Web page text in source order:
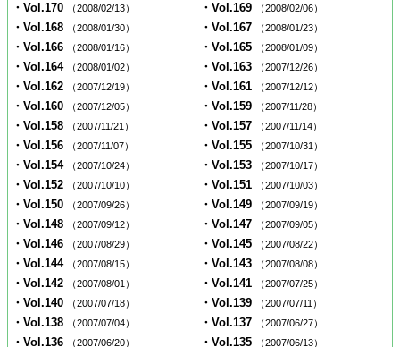
・Vol.170 （2008/02/13） ・Vol.169 （2008/02/06）
・Vol.168 （2008/01/30） ・Vol.167 （2008/01/23）
・Vol.166 （2008/01/16） ・Vol.165 （2008/01/09）
・Vol.164 （2008/01/02） ・Vol.163 （2007/12/26）
・Vol.162 （2007/12/19） ・Vol.161 （2007/12/12）
・Vol.160 （2007/12/05） ・Vol.159 （2007/11/28）
・Vol.158 （2007/11/21） ・Vol.157 （2007/11/14）
・Vol.156 （2007/11/07） ・Vol.155 （2007/10/31）
・Vol.154 （2007/10/24） ・Vol.153 （2007/10/17）
・Vol.152 （2007/10/10） ・Vol.151 （2007/10/03）
・Vol.150 （2007/09/26） ・Vol.149 （2007/09/19）
・Vol.148 （2007/09/12） ・Vol.147 （2007/09/05）
・Vol.146 （2007/08/29） ・Vol.145 （2007/08/22）
・Vol.144 （2007/08/15） ・Vol.143 （2007/08/08）
・Vol.142 （2007/08/01） ・Vol.141 （2007/07/25）
・Vol.140 （2007/07/18） ・Vol.139 （2007/07/11）
・Vol.138 （2007/07/04） ・Vol.137 （2007/06/27）
・Vol.136 （2007/06/20） ・Vol.135 （2007/06/13）